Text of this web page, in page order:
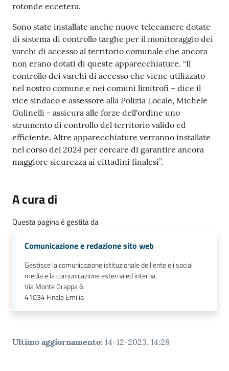
Tutti
gli
argomenti...
Seguici
su
rotonde eccetera.
Sono state installate anche nuove telecamere dotate
di sistema di controllo targhe per il monitoraggio dei
varchi di accesso al territorio comunale che ancora
non erano dotati di queste apparecchiature. “Il
controllo dei varchi di accesso che viene utilizzato
nel nostro comune e nei comuni limitrofi – dice il
vice sindaco e assessore alla Polizia Locale, Michele
Gulinelli - assicura alle forze dell'ordine uno
strumento di controllo del territorio valido ed
efficiente. Altre apparecchiature verranno installate
nel corso del 2024 per cercare di garantire ancora
maggiore sicurezza ai cittadini finalesi”.
A cura di
Questa pagina è gestita da
Comunicazione e redazione sito web
Gestisce la comunicazione istituzionale dell'ente e i social
media e la comunicazione esterna ed interna.
Via Monte Grappa 6
41034Finale Emilia
Ultimo aggiornamento: 14-12-2023, 14:28